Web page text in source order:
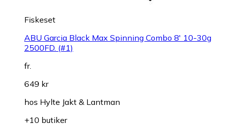
Fiskeset
ABU Garcia Black Max Spinning Combo 8' 10-30g
2500FD. (#1)
fr.
649 kr
hos Hylte Jakt & Lantman
+10 butiker